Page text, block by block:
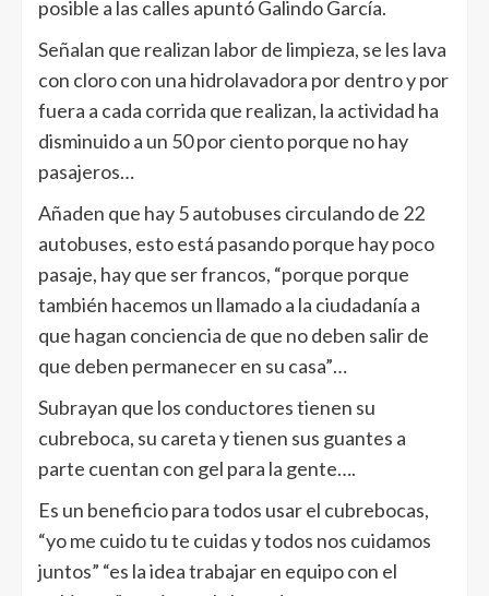
posible a las calles apuntó Galindo García.
Señalan que realizan labor de limpieza, se les lava
con cloro con una hidrolavadora por dentro y por
fuera a cada corrida que realizan, la actividad ha
disminuido a un 50 por ciento porque no hay
pasajeros…
Añaden que hay 5 autobuses circulando de 22
autobuses, esto está pasando porque hay poco
pasaje, hay que ser francos, “porque porque
también hacemos un llamado a la ciudadanía a
que hagan conciencia de que no deben salir de
que deben permanecer en su casa”…
Subrayan que los conductores tienen su
cubreboca, su careta y tienen sus guantes a
parte cuentan con gel para la gente….
Es un beneficio para todos usar el cubrebocas,
“yo me cuido tu te cuidas y todos nos cuidamos
juntos” “es la idea trabajar en equipo con el